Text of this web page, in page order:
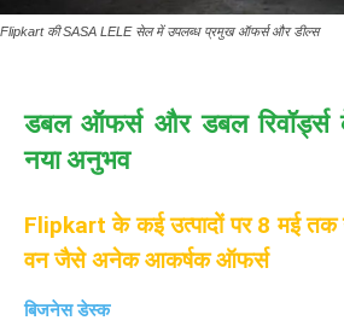
Flipkart की SASA LELE सेल में उपलब्ध प्रमुख ऑफर्स और डील्स
डबल ऑफर्स और डबल रिवॉर्ड्स
नया अनुभव​
Flipkart के कई उत्पादों पर 8 मई तक
वन जैसे अनेक आकर्षक ऑफर्स
बिजनेस डेस्क